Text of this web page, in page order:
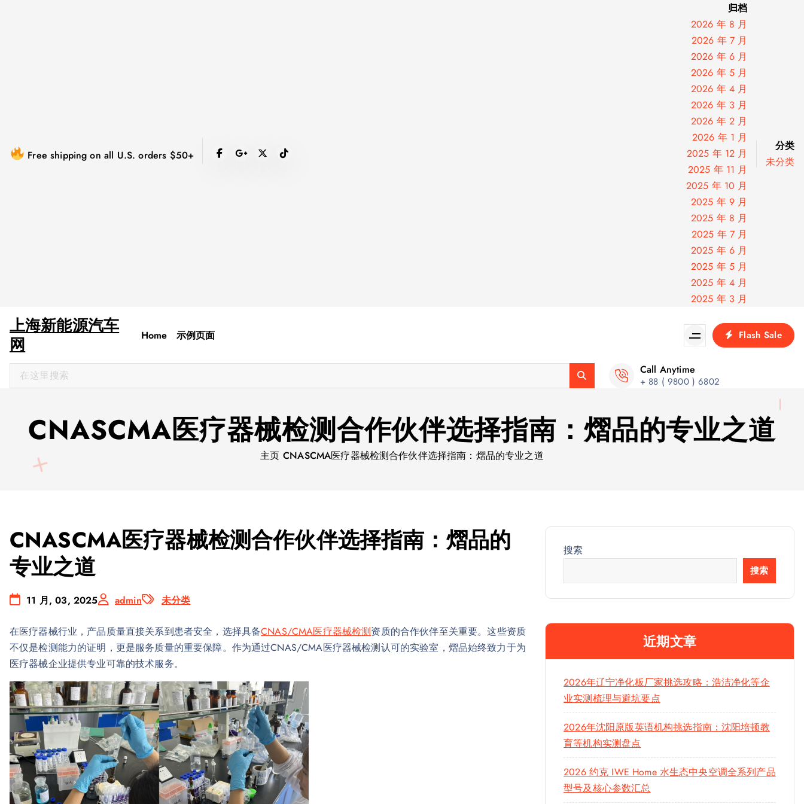
Free shipping on all U.S. orders $50+
归档
2026 年 8 月
2026 年 7 月
2026 年 6 月
2026 年 5 月
2026 年 4 月
2026 年 3 月
2026 年 2 月
2026 年 1 月
2025 年 12 月
2025 年 11 月
2025 年 10 月
2025 年 9 月
2025 年 8 月
2025 年 7 月
2025 年 6 月
2025 年 5 月
2025 年 4 月
2025 年 3 月
分类
未分类
上海新能源汽车
网
Home 示例页面 Flash Sale
Call Anytime
+ 88 ( 9800 ) 6802
CNASCMA医疗器械检测合作伙伴选择指南：熠品的专业之道
主页 CNASCMA医疗器械检测合作伙伴选择指南：熠品的专业之道
CNASCMA医疗器械检测合作伙伴选择指南：熠品的
专业之道
11 月, 03, 2025 admin 未分类
在医疗器械行业，产品质量直接关系到患者安全，选择具备CNAS/CMA医疗器械检测资质的合作伙伴至关重要。这些资质
不仅是检测能力的证明，更是服务质量的重要保障。作为通过CNAS/CMA医疗器械检测认可的实验室，熠品始终致力于为
医疗器械企业提供专业可靠的技术服务。
搜索
搜索
近期文章
2026年辽宁净化板厂家挑选攻略：浩洁净化等企
业实测梳理与避坑要点
2026年沈阳原版英语机构挑选指南：沈阳培顿教
育等机构实测盘点
2026 约克 IWE Home 水生态中央空调全系列产品
型号及核心参数汇总